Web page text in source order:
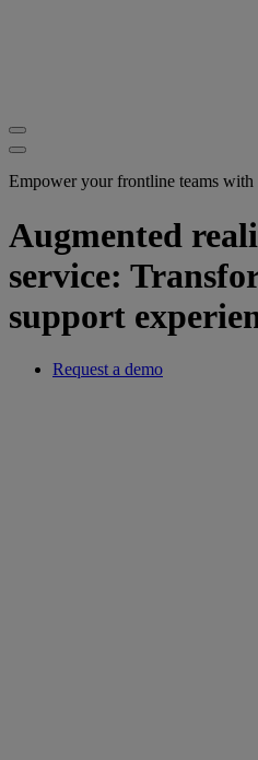
Empower your frontline teams with
Augmented
service:
support
Request a demo